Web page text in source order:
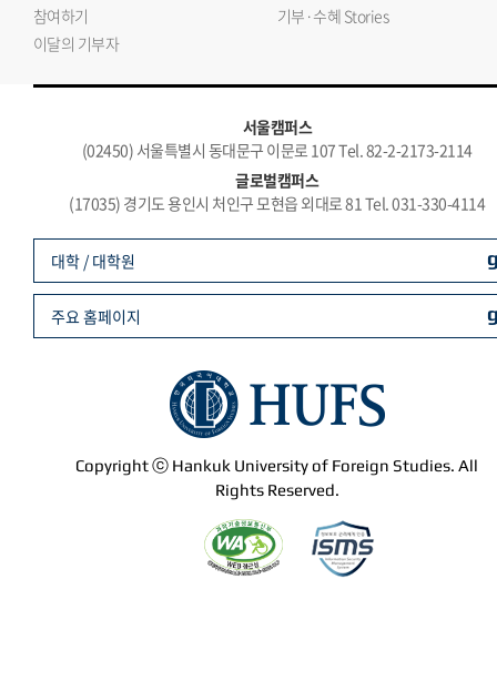
참여하기
기부·수혜 Stories
이달의 기부자
서울캠퍼스
(02450) 서울특별시 동대문구 이문로 107 Tel. 82-2-2173-2114
글로벌캠퍼스
(17035) 경기도 용인시 처인구 모현읍 외대로 81 Tel. 031-330-4114
Copyright ⓒ Hankuk University of Foreign Studies. All
Rights Reserved.
대학 / 대학원
주요 홈페이지